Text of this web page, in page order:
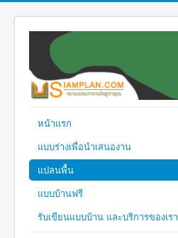
หน้าแรก
แบบร่างเพื่อนำเสนองาน
แปลนพื้น
แบบบ้านฟรี
รับเขียนแบบบ้าน และบริการของเรา